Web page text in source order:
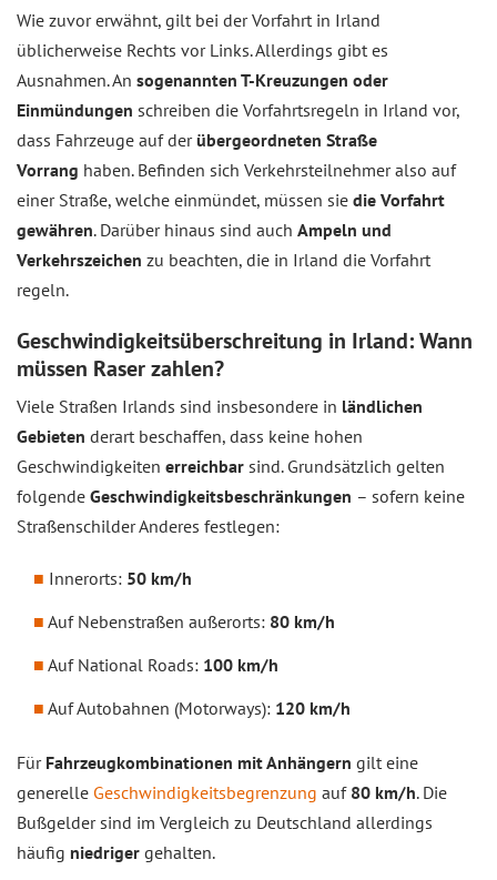
Wie zuvor erwähnt, gilt bei der Vorfahrt in Irland
üblicherweise Rechts vor Links. Allerdings gibt es
Ausnahmen. An sogenannten T-Kreuzungen oder
Einmündungen schreiben die Vorfahrtsregeln in Irland vor,
dass Fahrzeuge auf derübergeordneten Straße
Vorrang haben. Befinden sich Verkehrsteilnehmer also auf
einer Straße, welche einmündet, müssen sie die Vorfahrt
gewähren. Darüber hinaus sind auch Ampeln und
Verkehrszeichen zu beachten, die in Irland die Vorfahrt
regeln.
Geschwindigkeitsüberschreitung in Irland: Wann
müssen Raser zahlen?
Viele Straßen Irlands sind insbesondere in ländlichen
Gebieten derart beschaffen, dass keine hohen
Geschwindigkeiten erreichbar sind. Grundsätzlich gelten
folgende Geschwindigkeitsbeschränkungen – sofern keine
Straßenschilder Anderes festlegen:
Innerorts: 50 km/h
Auf Nebenstraßen außerorts: 80 km/h
Auf National Roads: 100 km/h
Auf Autobahnen (Motorways): 120 km/h
Für Fahrzeugkombinationen mit Anhängern gilt eine
generelle Geschwindigkeitsbegrenzung auf80 km/h. Die
Bußgelder sind im Vergleich zu Deutschland allerdings
häufig niedriger gehalten.